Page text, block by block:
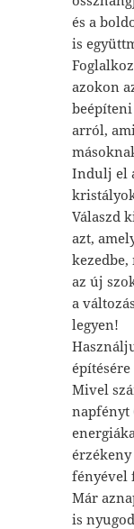
és a
is
azokon
beépíteni
arról,
Indulj el
Válaszd
azt,
kezedbe,
az új
a
legyen!
Mivel
napfényt
fényével
Már
is